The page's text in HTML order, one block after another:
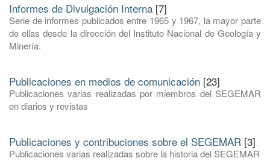
Informes de Divulgación Interna [7]
Serie de informes publicados entre 1965 y 1967, la mayor parte
de ellas desde la dirección del Instituto Nacional de Geología y
Minería.
Publicaciones en medios de comunicación [23]
Publicaciones varias realizadas por miembros del SEGEMAR
en diarios y revistas
Publicaciones y contribuciones sobre el SEGEMAR [3]
Publicaciones varias realizadas sobre la historia del SEGEMAR